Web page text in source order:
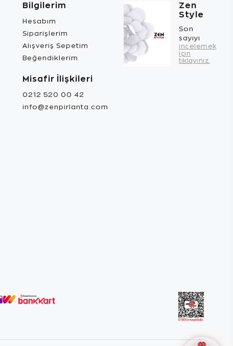
Bilgilerim
Hesabım
Siparişlerim
Alışveriş Sepetim
Beğendiklerim
Misafir İlişkileri
0212 520 00 42
info@zenpirlanta.com
Zen
Style
Son
sayıyı
incelemek
için
tıklayınız.